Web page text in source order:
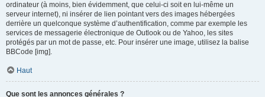
ordinateur (à moins, bien évidemment, que celui-ci soit en lui-même un
serveur internet), ni insérer de lien pointant vers des images hébergées
derrière un quelconque système d’authentification, comme par exemple les
services de messagerie électronique de Outlook ou de Yahoo, les sites
protégés par un mot de passe, etc. Pour insérer une image, utilisez la balise
BBCode [img].
Haut
Que sont les annonces générales ?